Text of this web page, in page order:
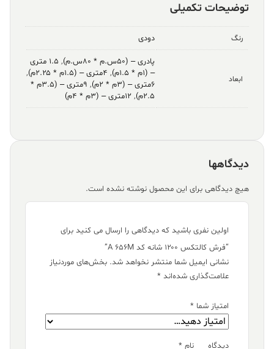
توضیحات تکمیلی
رنگ دودی
ابعاد
پادری – (۵۰س.م * ۸۰س.م) ,
۱.۵ متری
– (۱م * ۱.۵م)
, ۴متری – (۱.۵م * ۲.۲۵م)
,
۶متری – (۳م * ۲م)
,
۹متری – (۳.۵م *
۲.۵م)
, ۱۲متری – (۳م * ۴م)
دیدگاهها
هیچ دیدگاهی برای این محصول نوشته نشده است.
اولین نفری باشید که دیدگاهی را ارسال می کنید برای
“فرش کالتکس ۱۲۰۰ شانه کد A 656M”
نشانی ایمیل شما منتشر نخواهد شد. بخش‌های موردنیاز
علامت‌گذاری شده‌اند *
امتیاز شما *
دیدگاه نام *